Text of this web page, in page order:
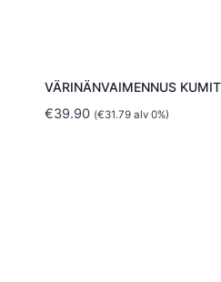
VÄRINÄNVAIMENNUS
€39.90 (€31.79alv 0%)